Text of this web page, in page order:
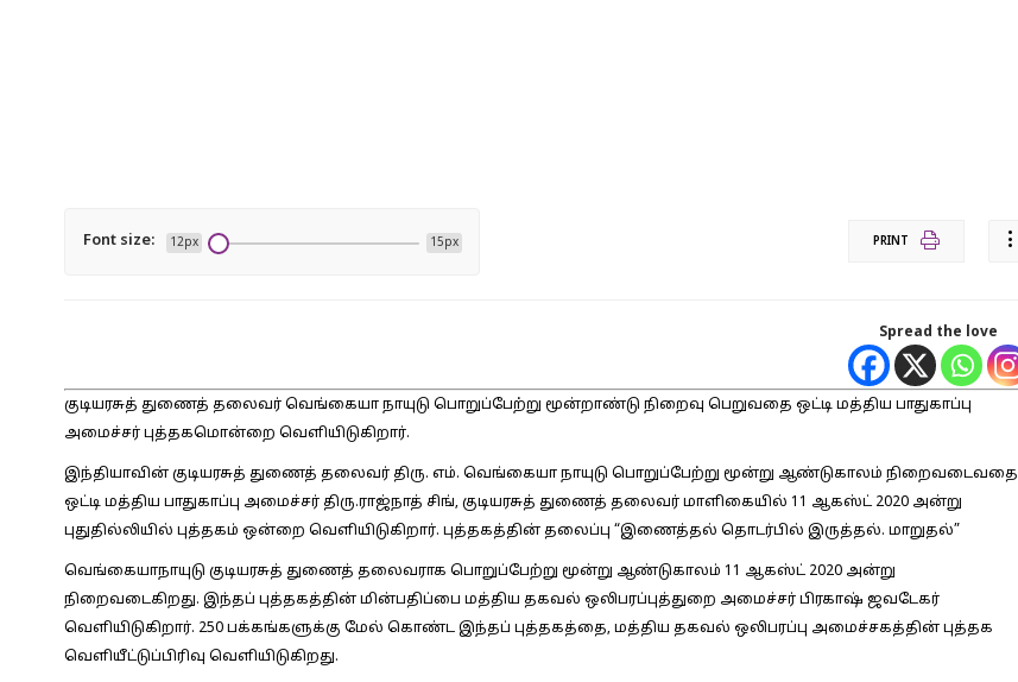
Font size: 12px 15px PRINT
Spread the love
குடியரசுத் துணைத் தலைவர் வெங்கையா நாயுடு பொறுப்பேற்று மூன்றாண்டு நிறைவு பெறுவதை ஒட்டி மத்திய பாதுகாப்பு
அமைச்சர் புத்தகமொன்றை வெளியிடுகிறார்.
இந்தியாவின் குடியரசுத் துணைத் தலைவர் திரு. எம். வெங்கையா நாயுடு பொறுப்பேற்று மூன்று ஆண்டுகாலம் நிறைவடைவதை
ஒட்டி மத்திய பாதுகாப்பு அமைச்சர் திரு.ராஜ்நாத் சிங், குடியரசுத் துணைத் தலைவர் மாளிகையில் 11 ஆகஸ்ட் 2020 அன்று
புதுதில்லியில் புத்தகம் ஒன்றை வெளியிடுகிறார். புத்தகத்தின் தலைப்பு “இணைத்தல் தொடர்பில் இருத்தல். மாறுதல்”
வெங்கையாநாயுடு குடியரசுத் துணைத் தலைவராக பொறுப்பேற்று மூன்று ஆண்டுகாலம் 11 ஆகஸ்ட் 2020 அன்று
நிறைவடைகிறது. இந்தப் புத்தகத்தின் மின்பதிப்பை மத்திய தகவல் ஒலிபரப்புத்துறை அமைச்சர் பிரகாஷ் ஜவடேகர்
வெளியிடுகிறார். 250 பக்கங்களுக்கு மேல் கொண்ட இந்தப் புத்தகத்தை, மத்திய தகவல் ஒலிபரப்பு அமைச்சகத்தின் புத்தக
வெளியீட்டுப்பிரிவு வெளியிடுகிறது.